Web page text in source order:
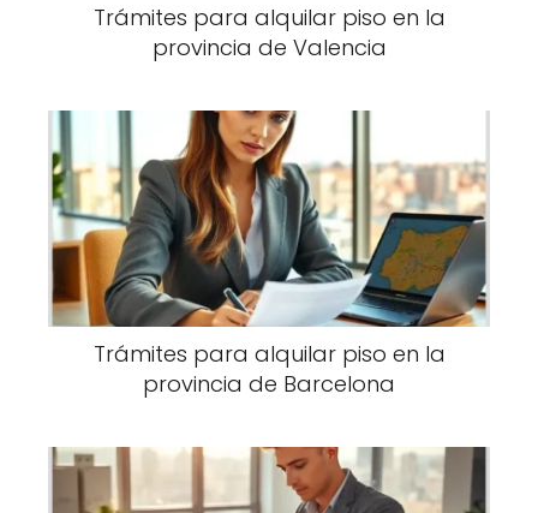
Trámites para alquilar piso en la
provincia de Valencia
Trámites para alquilar piso en la
provincia de Barcelona